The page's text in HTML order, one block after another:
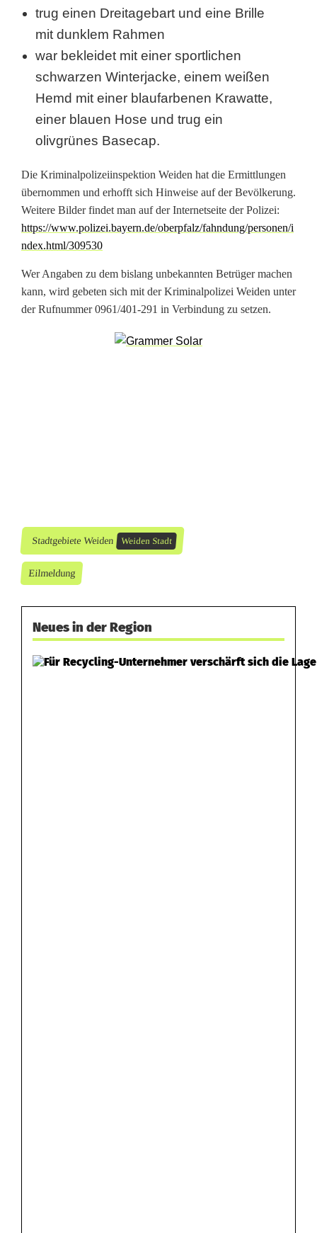
n
n
t
a
u
s
e
r
g
trug einen Dreitagebart und eine Brille
mit dunklem Rahmen
war bekleidet mit einer sportlichen
schwarzen Winterjacke, einem weißen
Hemd mit einer blaufarbenen Krawatte,
einer blauen Hose und trug ein
olivgrünes Basecap.
Die Kriminalpolizeiinspektion Weiden hat die Ermittlungen
übernommen und erhofft sich Hinweise auf der Bevölkerung.
Weitere Bilder findet man auf der Internetseite der Polizei:
https://www.polizei.bayern.de/oberpfalz/fahndung/personen/i
ndex.html/309530
Wer Angaben zu dem bislang unbekannten Betrüger machen
kann, wird gebeten sich mit der Kriminalpolizei Weiden unter
der Rufnummer 0961/401-291 in Verbindung zu setzen.
Stadtgebiete Weiden Weiden Stadt
Eilmeldung
Neues in der Region